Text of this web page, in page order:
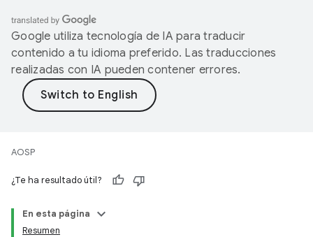
Google utiliza tecnología de IA para traducir
contenido a tu idioma preferido. Las traducciones
realizadas con IA pueden contener errores.
AOSP
¿Te ha resultado útil?
En esta página
Resumen